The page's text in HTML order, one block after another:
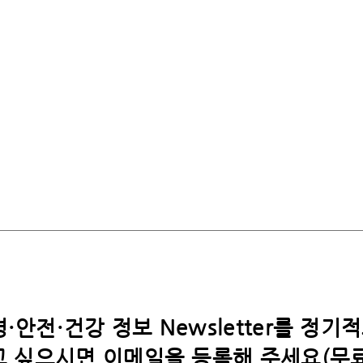
·안전·건강 정보 Newsletter를 정기
싶으시면​ 이메일을 등록해 주세요(무